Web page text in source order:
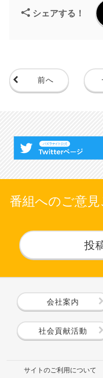
シェアする！
前へ
番組へのご意
投
会社案内
社会貢献活動
サイトのご利用について